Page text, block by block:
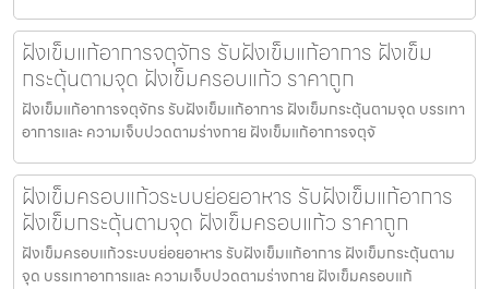
ฝังเข็มแก้อาการจตุจักร รับฝังเข็มแก้อาการ ฝังเข็ม
กระตุ้นตามจุด ฝังเข็มครอบแก้ว ราคาถูก
ฝังเข็มแก้อาการจตุจักร รับฝังเข็มแก้อาการ ฝังเข็มกระตุ้นตามจุด บรรเทา
อาการและ ความเจ็บปวดตามร่างกาย ฝังเข็มแก้อาการจตุจั
ฝังเข็มครอบแก้วระบบย่อยอาหาร รับฝังเข็มแก้อาการ
ฝังเข็มกระตุ้นตามจุด ฝังเข็มครอบแก้ว ราคาถูก
ฝังเข็มครอบแก้วระบบย่อยอาหาร รับฝังเข็มแก้อาการ ฝังเข็มกระตุ้นตาม
จุด บรรเทาอาการและ ความเจ็บปวดตามร่างกาย ฝังเข็มครอบแก้